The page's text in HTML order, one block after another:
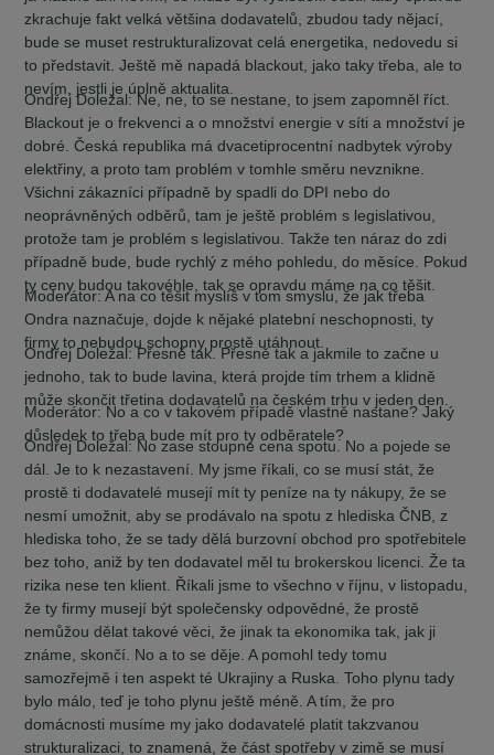
zkrachuje fakt velká většina dodavatelů, zbudou tady nějací,
bude se muset restrukturalizovat celá energetika, nedovedu si
to představit. Ještě mě napadá blackout, jako taky třeba, ale to
nevím, jestli je úplně aktualita.
Ondřej Doležal:Ne, ne, to se nestane, to jsem zapomněl říct.
Blackout je o frekvenci a o množství energie v síti a množství je
dobré. Česká republika má dvacetiprocentní nadbytek výroby
elektřiny, a proto tam problém v tomhle směru nevznikne.
Všichni zákazníci případně by spadli do DPI nebo do
neoprávněných odběrů, tam je ještě problém s legislativou,
protože tam je problém s legislativou. Takže ten náraz do zdi
případně bude, bude rychlý z mého pohledu, do měsíce. Pokud
ty ceny budou takovéhle, tak se opravdu máme na co těšit.
Moderátor:A na co těšit myslíš v tom smyslu, že jak třeba
Ondra naznačuje, dojde k nějaké platební neschopnosti, ty
firmy to nebudou schopny prostě utáhnout.
Ondřej Doležal:Přesně tak. Přesně tak a jakmile to začne u
jednoho, tak to bude lavina, která projde tím trhem a klidně
může skončit třetina dodavatelů na českém trhu v jeden den.
Moderátor: No a co v takovém případě vlastně nastane? Jaký
důsledek to třeba bude mít pro ty odběratele?
Ondřej Doležal:No zase stoupne cena spotu. No a pojede se
dál. Je to k nezastavení. My jsme říkali, co se musí stát, že
prostě ti dodavatelé musejí mít ty peníze na ty nákupy, že se
nesmí umožnit, aby se prodávalo na spotu z hlediska ČNB, z
hlediska toho, že se tady dělá burzovní obchod pro spotřebitele
bez toho, aniž by ten dodavatel měl tu brokerskou licenci. Že ta
rizika nese ten klient. Říkali jsme to všechno v říjnu, v listopadu,
že ty firmy musejí být společensky odpovědné, že prostě
nemůžou dělat takové věci, že jinak ta ekonomika tak, jak ji
známe, skončí. No a to se děje. A pomohl tedy tomu
samozřejmě i ten aspekt té Ukrajiny a Ruska. Toho plynu tady
bylo málo, teď je toho plynu ještě méně. A tím, že pro
domácnosti musíme my jako dodavatelé platit takzvanou
strukturalizaci, to znamená, že část spotřeby v zimě se musí